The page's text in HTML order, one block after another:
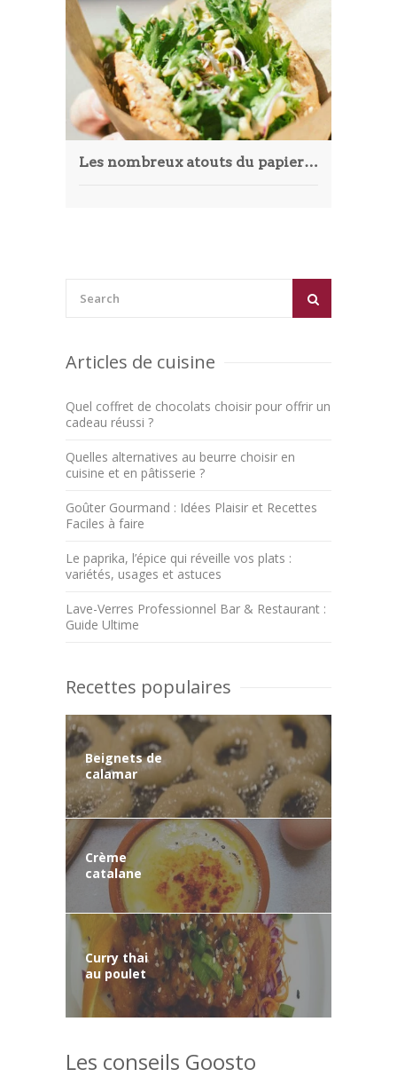
Article
Aliments
Europe
Contact
Les nombreux atouts du papier alimentaire pour les professionnels de la restauration
Articles de cuisine
Quel coffret de chocolats choisir pour offrir un
cadeau réussi ?
Quelles alternatives au beurre choisir en
cuisine et en pâtisserie ?
Goûter Gourmand : Idées Plaisir et Recettes
Faciles à faire
Le paprika, l’épice qui réveille vos plats :
variétés, usages et astuces
Lave-Verres Professionnel Bar & Restaurant :
Guide Ultime
Recettes populaires
Beignets de
calamar
Crème
catalane
Curry thai
au poulet
Les conseils Goosto